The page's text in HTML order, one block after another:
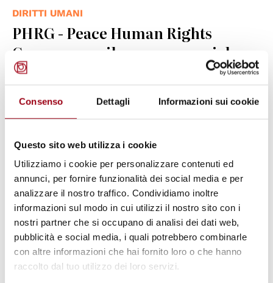
Consenso Dettagli Informazioni sui cookie
Questo sito web utilizza i cookie
Utilizziamo i cookie per personalizzare contenuti ed
annunci, per fornire funzionalità dei social media e per
analizzare il nostro traffico. Condividiamo inoltre
informazioni sul modo in cui utilizzi il nostro sito con i
nostri partner che si occupano di analisi dei dati web,
pubblicità e social media, i quali potrebbero combinarle
con altre informazioni che hai fornito loro o che hanno
raccolto dal tuo utilizzo dei loro servizi.
DIRITTI UMANI
PHRG - Peace Human Rights
Governance: il numero speciale
“Challenges and opportunities for
children’s rights facing
developments in technology” è
28.11.2019
© Nesnad